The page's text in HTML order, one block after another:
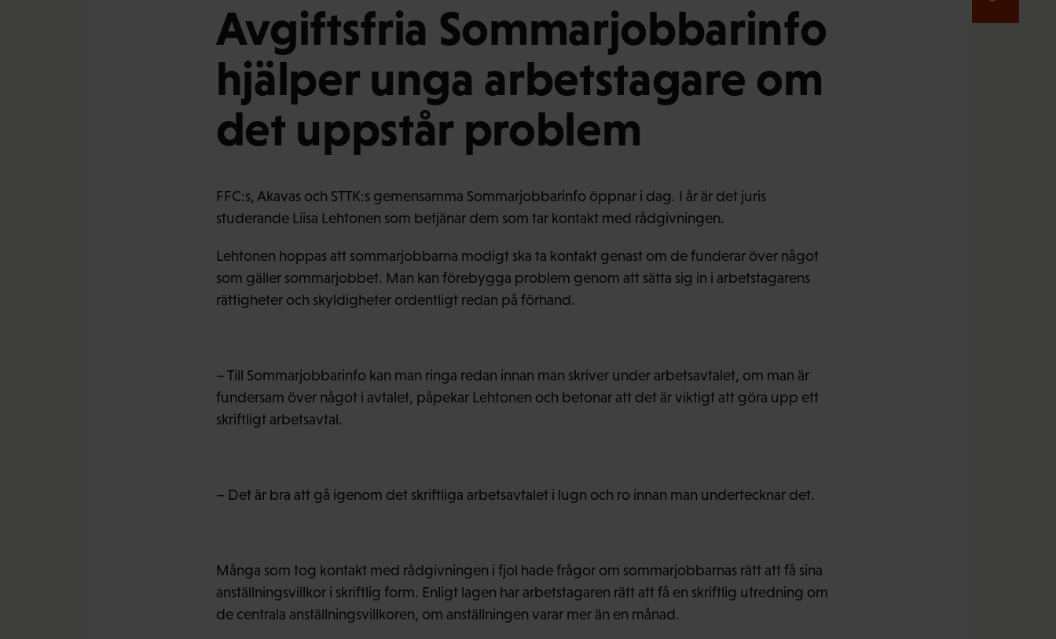
Avgiftsfria Sommarjobbarinfo
hjälper unga arbetstagare om
det uppstår problem
FFC:s, Akavas och STTK:s gemensamma Sommarjobbarinfo öppnar i dag. I år är det juris
studerande Liisa Lehtonen som betjänar dem som tar kontakt med rådgivningen.
Lehtonen hoppas att sommarjobbarna modigt ska ta kontakt genast om de funderar över något
som gäller sommarjobbet. Man kan förebygga problem genom att sätta sig in i arbetstagarens
rättigheter och skyldigheter ordentligt redan på förhand.
– Till Sommarjobbarinfo kan man ringa redan innan man skriver under arbetsavtalet, om man är
fundersam över något i avtalet, påpekar Lehtonen och betonar att det är viktigt att göra upp ett
skriftligt arbetsavtal.
– Det är bra att gå igenom det skriftliga arbetsavtalet i lugn och ro innan man undertecknar det.
Många som tog kontakt med rådgivningen i fjol hade frågor om sommarjobbarnas rätt att få sina
anställningsvillkor i skriftlig form. Enligt lagen har arbetstagaren rätt att få en skriftlig utredning om
de centrala anställningsvillkoren, om anställningen varar mer än en månad.